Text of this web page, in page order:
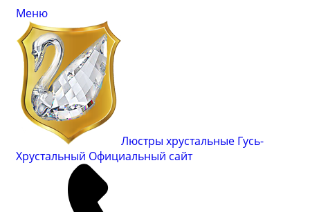
Меню
Люстры хрустальные Гусь-
Хрустальный Официальный сайт